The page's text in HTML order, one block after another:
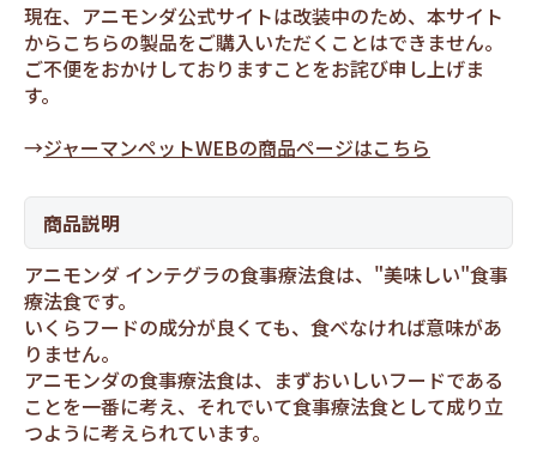
現在、アニモンダ公式サイトは改装中のため、本サイト
からこちらの製品をご購入いただくことはできません。
ご不便をおかけしておりますことをお詫び申し上げま
す。
→ジャーマンペットWEBの商品ページはこちら
商品説明
アニモンダ インテグラの食事療法食は、"美味しい"食事
療法食です。
いくらフードの成分が良くても、食べなければ意味があ
りません。
アニモンダの食事療法食は、まずおいしいフードである
ことを一番に考え、それでいて食事療法食として成り立
つように考えられています。